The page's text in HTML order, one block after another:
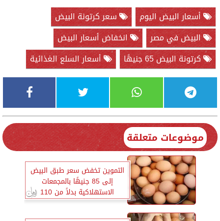
أسعار البيض اليوم
سعر كرتونة البيض
البيض في مصر
انخفاض أسعار البيض
كرتونة البيض 65 جنيهًا
أسعار السلع الغذائية
موضوعات متعلقة
التموين تخفض سعر طبق البيض
إلى 85 جنيهًا بالمجمعات
الاستهلاكية بدلاً من 110
جنيهات